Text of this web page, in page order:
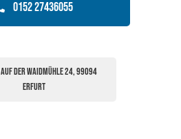
0152 27436055
Auf der Waidmühle 24, 99094
Erfurt